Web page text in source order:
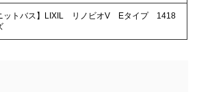
ットバス】LIXIL リノビオV Eタイプ 1418